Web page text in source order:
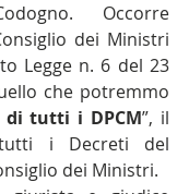
Occorre
dei Ministri
Legge n. 6 del 23
che potremmo
di tutti i DPCM”, il
i Decreti del
dei Ministri.